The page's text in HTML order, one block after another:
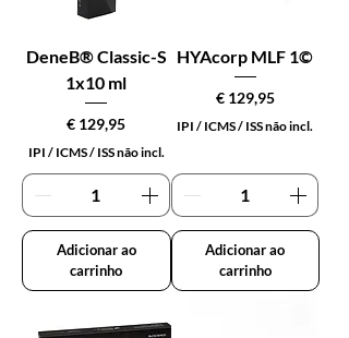
DeneB® Classic-S
1x10 ml
Preço
€ 129,95
IPI / ICMS / ISS não incl.
Adicionar ao
carrinho
HYAcorp MLF 1©
Preço
€ 129,95
IPI / ICMS / ISS não incl.
Adicionar ao
carrinho